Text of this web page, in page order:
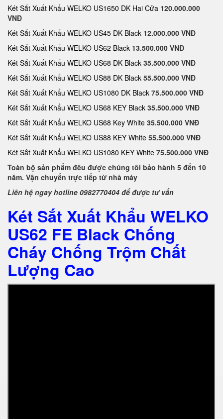
Két Sắt Xuất Khẩu WELKO US1650 DK Hai Cửa 120.000.000
VNĐ
Két Sắt Xuất Khẩu WELKO US45 DK Black 12.000.000 VNĐ
Két Sắt Xuất Khẩu WELKO US62 Black 13.500.000 VNĐ
Két Sắt Xuất Khẩu WELKO US68 DK Black 35.500.000 VNĐ
Két Sắt Xuất Khẩu WELKO US88 DK Black 55.500.000 VNĐ
Két Sắt Xuất Khẩu WELKO US1080 DK Black 75.500.000 VNĐ
Két Sắt Xuất Khẩu WELKO US68 KEY Black 35.500.000 VNĐ
Két Sắt Xuất Khẩu WELKO US68 Key White 35.500.000 VNĐ
Két Sắt Xuất Khẩu WELKO US88 KEY White 55.500.000 VNĐ
Két Sắt Xuất Khẩu WELKO US1080 KEY White 75.500.000 VNĐ
Toàn bộ sản phẩm đều được chúng tôi bảo hành 5 đến 10
năm. Vận chuyển trực tiếp từ nhà máy
Liên hệ ngay hotline 0982770404 để được tư vấn
Két Sắt Xuất Khẩu WELKO
US62 FE Black Chống
Cháy Chống Trộm Chất
Lượng Cao